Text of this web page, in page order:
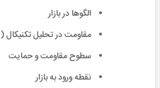
الگوها در بازار
مقاومت در تحلیل تکنیکال ( Resistance)
سطوح مقاومت و حمایت
نقطه ورود به بازار